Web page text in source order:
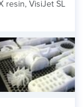
resin, VisiJet SL